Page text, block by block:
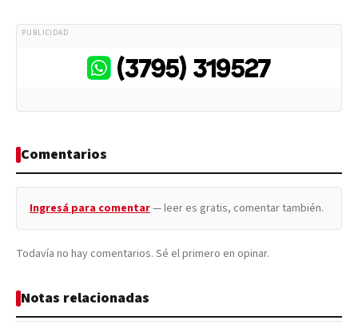
PUBLICIDAD
Comentarios
Ingresá para comentar— leer es gratis, comentar también.
Todavía no hay comentarios. Sé el primero en opinar.
Notas relacionadas